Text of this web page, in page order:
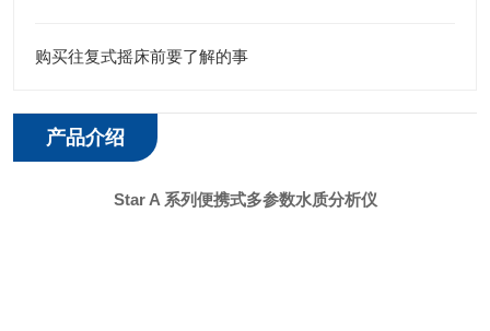
购买往复式摇床前要了解的事
产品介绍
Star A 系列便携式多参数水质分析仪